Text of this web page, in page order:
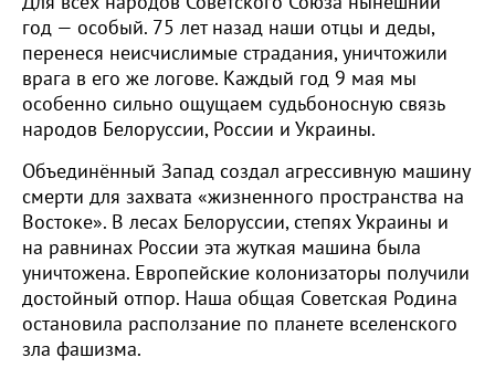
год — особый. 75 лет назад наши отцы и деды,
перенеся неисчислимые страдания, уничтожили
врага в его же логове. Каждый год 9 мая мы
особенно сильно ощущаем судьбоносную связь
народов Белоруссии, России и Украины.
Объединённый Запад создал агрессивную машину
смерти для захвата «жизненного пространства на
Востоке». В лесах Белоруссии, степях Украины и
на равнинах России эта жуткая машина была
уничтожена. Европейские колонизаторы получили
достойный отпор. Наша общая Советская Родина
остановила расползание по планете вселенского
зла фашизма.